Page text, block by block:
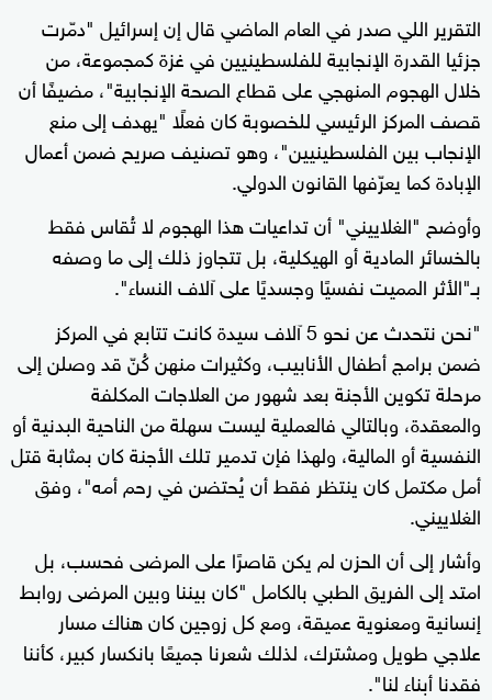
التقرير اللي صدر في العام الماضي قال إن إسرائيل "دمّرت
جزئيا القدرة الإنجابية للفلسطينيين في غزة كمجموعة، من
خلال الهجوم المنهجي على قطاع الصحة الإنجابية"، مضيفًا أن
قصف المركز الرئيسي للخصوبة كان فعلًا "يهدف إلى منع
الإنجاب بين الفلسطينيين"، وهو تصنيف صريح ضمن أعمال
الإبادة كما يعرّفها القانون الدولي.
وأوضح "الغلاييني" أن تداعيات هذا الهجوم لا تُقاس فقط
بالخسائر المادية أو الهيكلية، بل تتجاوز ذلك إلى ما وصفه
بـ"الأثر المميت نفسيًا وجسديًا على آلاف النساء".
"نحن نتحدث عن نحو 5 آلاف سيدة كانت تتابع في المركز
ضمن برامج أطفال الأنابيب، وكثيرات منهن كُنّ قد وصلن إلى
مرحلة تكوين الأجنة بعد شهور من العلاجات المكلفة
والمعقدة، وبالتالي فالعملية ليست سهلة من الناحية البدنية أو
النفسية أو المالية، ولهذا فإن تدمير تلك الأجنة كان بمثابة قتل
أمل مكتمل كان ينتظر فقط أن يُحتضن في رحم أمه"، وفق
الغلاييني.
وأشار إلى أن الحزن لم يكن قاصرًا على المرضى فحسب، بل
امتد إلى الفريق الطبي بالكامل "كان بيننا وبين المرضى روابط
إنسانية ومعنوية عميقة، ومع كل زوجين كان هناك مسار
علاجي طويل ومشترك، لذلك شعرنا جميعًا بانكسار كبير، كأننا
فقدنا أبناء لنا".